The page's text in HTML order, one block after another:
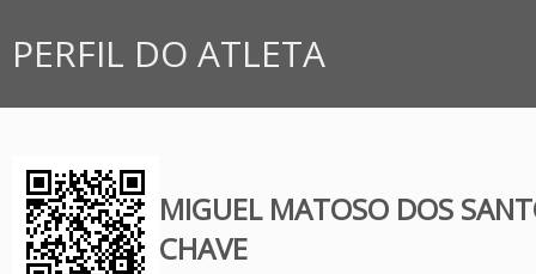
PERFIL DO ATLETA
MIGUEL MATOSO DOS
CHAVE